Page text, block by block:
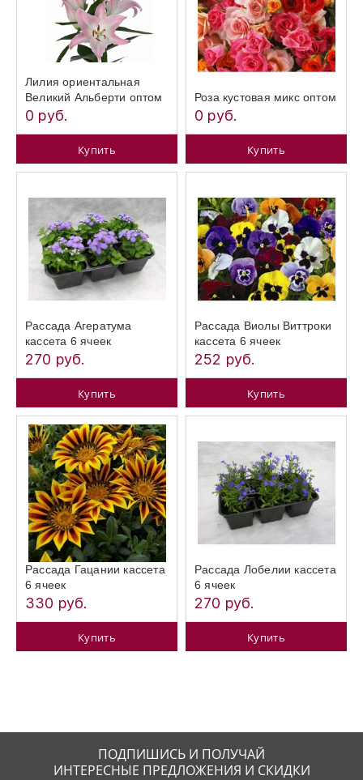
Лилия ориентальная
Великий Альберти оптом
0 руб.
Купить
Роза кустовая микс оптом
0 руб.
Купить
Рассада Агератума
кассета 6 ячеек
270 руб.
Купить
Рассада Виолы Виттроки
кассета 6 ячеек
252 руб.
Купить
Рассада Гацании кассета
6 ячеек
330 руб.
Купить
Рассада Лобелии кассета
6 ячеек
270 руб.
Купить
ПОДПИШИСЬ И ПОЛУЧАЙ
ИНТЕРЕСНЫЕ ПРЕДЛОЖЕНИЯ И СКИДКИ